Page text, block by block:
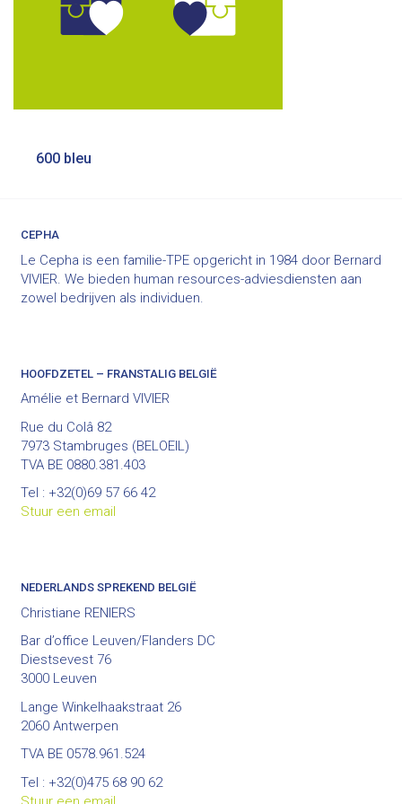
Bericht
600 bleu
CEPHA
Le Cepha is een familie-TPE opgericht in 1984 door Bernard
VIVIER. We bieden human resources-adviesdiensten aan
zowel bedrijven als individuen.
HOOFDZETEL – FRANSTALIG BELGIË
Amélie et Bernard VIVIER
Rue du Colâ 82
7973 Stambruges (BELOEIL)
TVA BE 0880.381.403
Tel : +32(0)69 57 66 42
Stuur een email
NEDERLANDS SPREKEND BELGIË
Christiane RENIERS
Bar d’office Leuven/Flanders DC
Diestsevest 76
3000 Leuven
Lange Winkelhaakstraat 26
2060 Antwerpen
TVA BE 0578.961.524
Tel : +32(0)475 68 90 62